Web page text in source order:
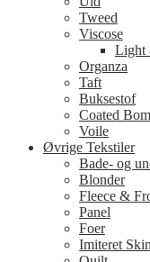
Tweed
Viscose
Light
Organza
Taft
Buksestof
Coated
Voile
Øvrige Tekstiler
Bade- og
Blonder
Fleece &
Panel
Foer
Imiteret